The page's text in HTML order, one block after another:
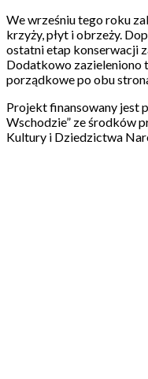
We wrześniu tego roku
krzyży, płyt i obrzeży.
ostatni etap konserwacji
Dodatkowo zazieleniono
porządkowe po obu
Projekt finansowany jest
Wschodzie” ze środków
Kultury i Dziedzictwa